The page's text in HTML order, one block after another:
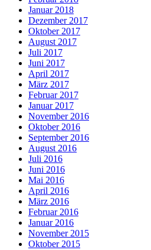
Januar 2018
Dezember 2017
Oktober 2017
August 2017
Juli 2017
Juni 2017
April 2017
März 2017
Februar 2017
Januar 2017
November 2016
Oktober 2016
September 2016
August 2016
Juli 2016
Juni 2016
Mai 2016
April 2016
März 2016
Februar 2016
Januar 2016
November 2015
Oktober 2015